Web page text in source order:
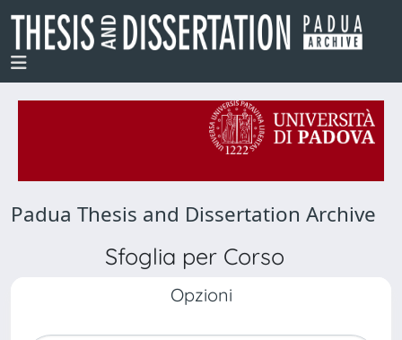
Padua Thesis and Dissertation Archive
Sfoglia per Corso
Opzioni